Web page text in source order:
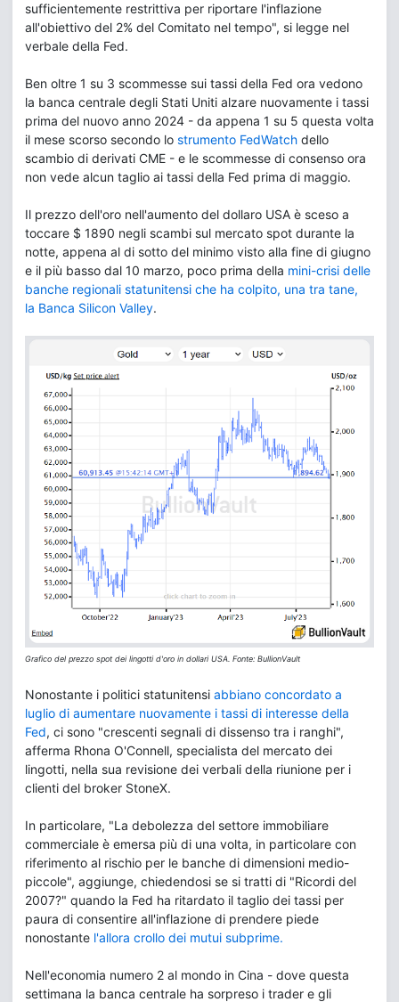
sufficientemente restrittiva per riportare l'inflazione
all'obiettivo del 2% del Comitato nel tempo", si legge nel
verbale della Fed.
Ben oltre 1 su 3 scommesse sui tassi della Fed ora vedono
la banca centrale degli Stati Uniti alzare nuovamente i tassi
prima del nuovo anno 2024 - da appena 1 su 5 questa volta
il mese scorso secondo lo strumento FedWatch dello
scambio di derivati ​​CME - e le scommesse di consenso ora
non vede alcun taglio ai tassi della Fed prima di maggio.
Il prezzo dell'oro nell'aumento del dollaro USA è sceso a
toccare $ 1890 negli scambi sul mercato spot durante la
notte, appena al di sotto del minimo visto alla fine di giugno
e il più basso dal 10 marzo, poco prima della mini-crisi delle
banche regionali statunitensi che ha colpito, una tra tane,
la Banca Silicon Valley.
Grafico del prezzo spot dei lingotti d'oro in dollari USA. Fonte: BullionVault
Nonostante i politici statunitensi abbiano concordato a
luglio di aumentare nuovamente i tassi di interesse della
Fed, ci sono "crescenti segnali di dissenso tra i ranghi",
afferma Rhona O'Connell, specialista del mercato dei
lingotti, nella sua revisione dei verbali della riunione per i
clienti del broker StoneX.
In particolare, "La debolezza del settore immobiliare
commerciale è emersa più di una volta, in particolare con
riferimento al rischio per le banche di dimensioni medio-
piccole", aggiunge, chiedendosi se si tratti di "Ricordi del
2007?" quando la Fed ha ritardato il taglio dei tassi per
paura di consentire all'inflazione di prendere piede
nonostante l'allora crollo dei mutui subprime.
Nell'economia numero 2 al mondo in Cina - dove questa
settimana la banca centrale ha sorpreso i trader e gli